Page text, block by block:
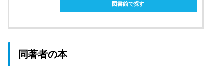
図書館で探す
同著者の本